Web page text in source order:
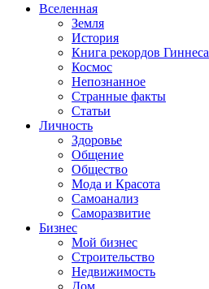
Вселенная
Земля
История
Книга рекордов Гиннеса
Космос
Непознанное
Странные факты
Статьи
Личность
Здоровье
Общение
Общество
Мода и Красота
Самоанализ
Саморазвитие
Бизнес
Мой бизнес
Строительство
Недвижимость
Дом